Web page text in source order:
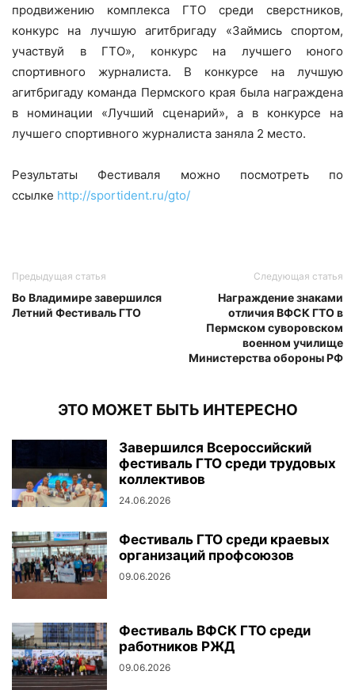
продвижению комплекса ГТО среди сверстников,
конкурс на лучшую агитбригаду «Займись спортом,
участвуй в ГТО», конкурс на лучшего юного
спортивного журналиста. В конкурсе на лучшую
агитбригаду команда Пермского края была награждена
в номинации «Лучший сценарий», а в конкурсе на
лучшего спортивного журналиста заняла 2 место.
Результаты Фестиваля можно посмотреть по
ссылке http://sportident.ru/gto/
Предыдущая статья
Во Владимире завершился
Летний Фестиваль ГТО
Следующая статья
Награждение знаками
отличия ВФСК ГТО в
Пермском суворовском
военном училище
Министерства обороны РФ
ЭТО МОЖЕТ БЫТЬ ИНТЕРЕСНО
Завершился Всероссийский
фестиваль ГТО среди трудовых
коллективов
24.06.2026
Фестиваль ГТО среди краевых
организаций профсоюзов
09.06.2026
Фестиваль ВФСК ГТО среди
работников РЖД
09.06.2026